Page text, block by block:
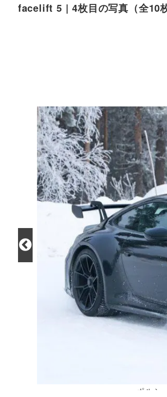
facelift 5 | 4枚目の写真（全10枚
ポルシ